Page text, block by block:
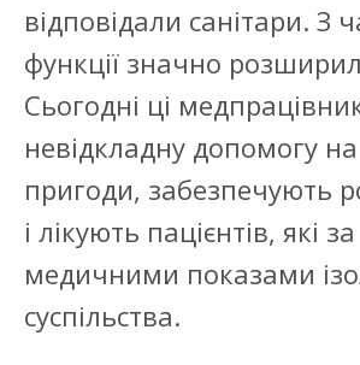
відповідали санітари. З
функції значно
Сьогодні ці
невідкладну допомогу на
пригоди, забезпечують
і лікують пацієнтів, які за
медичними показами
суспільства.